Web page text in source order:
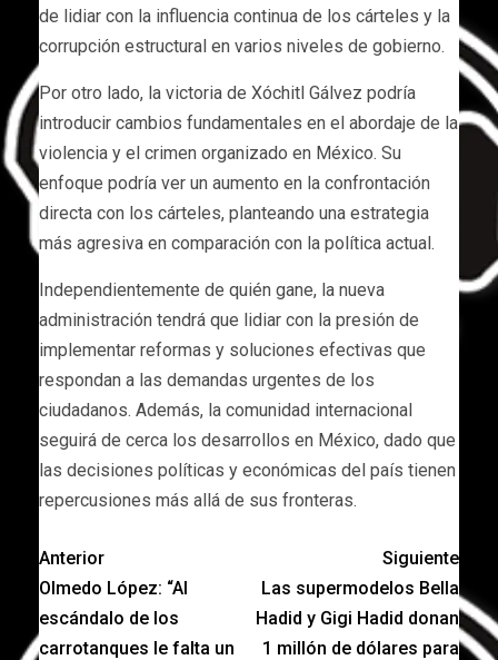
de lidiar con la influencia continua de los cárteles y la
corrupción estructural en varios niveles de gobierno.
Por otro lado, la victoria de Xóchitl Gálvez podría
introducir cambios fundamentales en el abordaje de la
violencia y el crimen organizado en México. Su
enfoque podría ver un aumento en la confrontación
directa con los cárteles, planteando una estrategia
más agresiva en comparación con la política actual.
Independientemente de quién gane, la nueva
administración tendrá que lidiar con la presión de
implementar reformas y soluciones efectivas que
respondan a las demandas urgentes de los
ciudadanos. Además, la comunidad internacional
seguirá de cerca los desarrollos en México, dado que
las decisiones políticas y económicas del país tienen
repercusiones más allá de sus fronteras.
Anterior
Olmedo López: “Al
escándalo de los
carrotanques le falta un
Siguiente
Las supermodelos Bella
Hadid y Gigi Hadid donan
1 millón de dólares para